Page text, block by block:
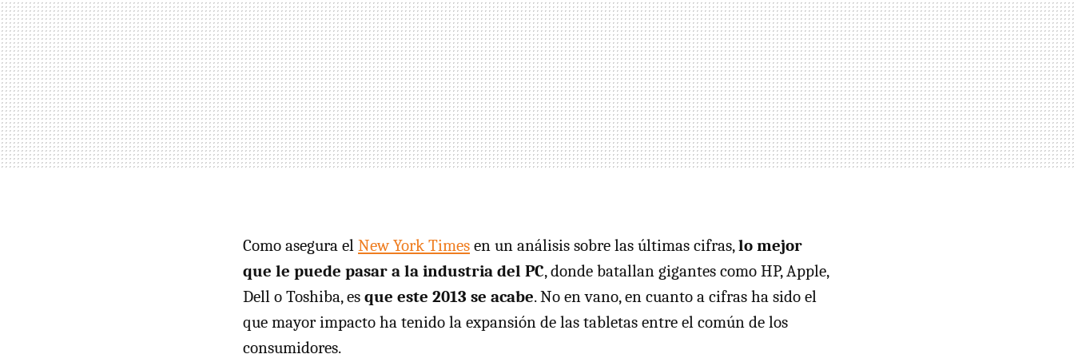
Como asegura el New York Times en un análisis sobre las últimas cifras,lo mejor
que le puede pasar a la industria del PC, donde batallan gigantes como HP, Apple,
Dell o Toshiba, es que este 2013 se acabe. No en vano, en cuanto a cifras ha sido el
que mayor impacto ha tenido la expansión de las tabletas entre el común de los
consumidores.